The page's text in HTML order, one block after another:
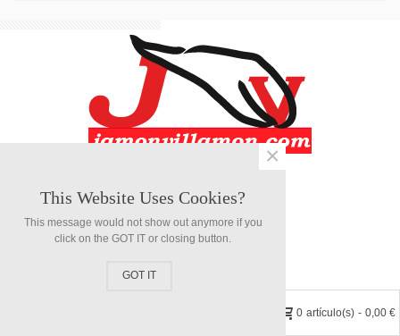
0 artículo(s) - 0,00 €
This Website Uses Cookies?
This message would not show out anymore if you
click on the GOT IT or closing button.
GOT IT
×